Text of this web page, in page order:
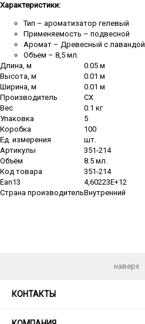
Характеристики:
Тип – ароматизатор гелевый
Применяемость – подвесной
Аромат – Древесный с лавандой
Объем – 8,5 мл.
Длина, м
0.05 м
Высота, м
0.01 м
Ширина, м
0.01 м
Производитель
CX
Вес
0.1 кг
Упаковка
5
Коробка
100
Ед. измерения
шт.
Артикулы
351-214
Объём
8.5 мл.
Код товара
351-214
Ean13
4,60223E+12
Страна производительВнутренний
наверх
КОНТАКТЫ